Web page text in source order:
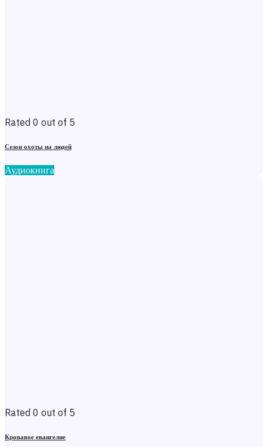
Rated 0 out of 5
Сезон охоты на людей
Аудиокнига
Rated 0 out of 5
Кровавое евангелие